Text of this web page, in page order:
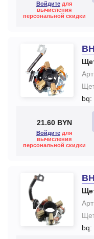
Войдите для
вычисления
персональной скидки
bq:
21.60 BYN
Войдите для
вычисления
персональной скидки
bq: